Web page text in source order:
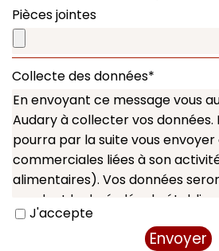
Pièces jointes
Collecte des données*
En envoyant ce message vous
Audary à collecter vos données. L'entreprise
pourra par la suite vous
commerciales liées à son
alimentaires). Vos données seront conservées
pendant la durée légale établie
J'accepte